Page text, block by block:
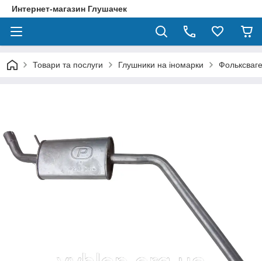
Интернет-магазин Глушачек
Товари та послуги Глушники на іномарки